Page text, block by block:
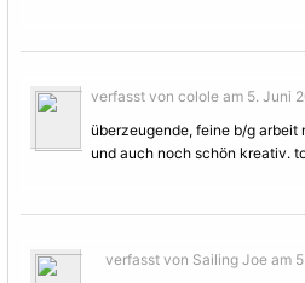
verfasst von colole am 5. Juni
überzeugende, feine b/g
und auch noch schön kreativ.
verfasst von Sailing Joe am